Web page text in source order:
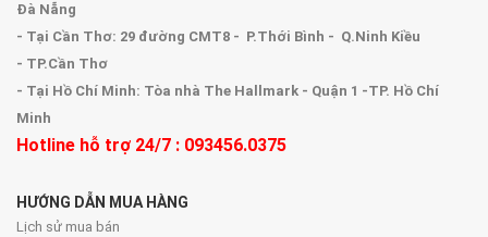
Đà Nẵng
- Tại Cần Thơ: 29 đường CMT8 - P.Thới Bình - Q.Ninh Kiều
- TP.Cần Thơ
- Tại Hồ Chí Minh: Tòa nhà The Hallmark - Quận 1 -TP. Hồ Chí
Minh
Hotline hỗ trợ 24/7 : 093456.0375
HƯỚNG DẪN MUA HÀNG
Lịch sử mua bán